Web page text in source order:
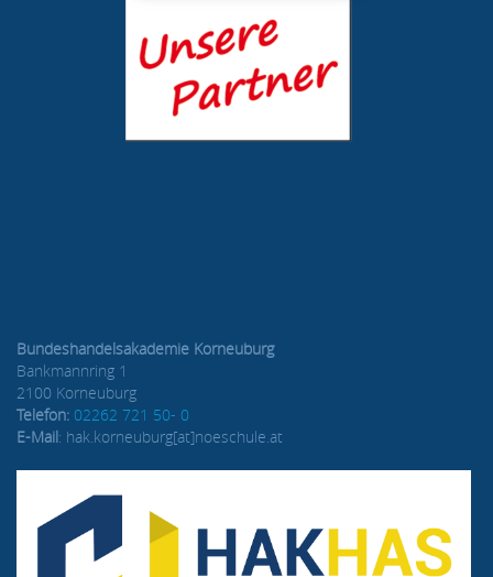
Bundeshandelsakademie Korneuburg
Bankmannring 1
2100 Korneuburg
Telefon: 02262 721 50- 0
E-Mail: hak.korneuburg[at]noeschule.at